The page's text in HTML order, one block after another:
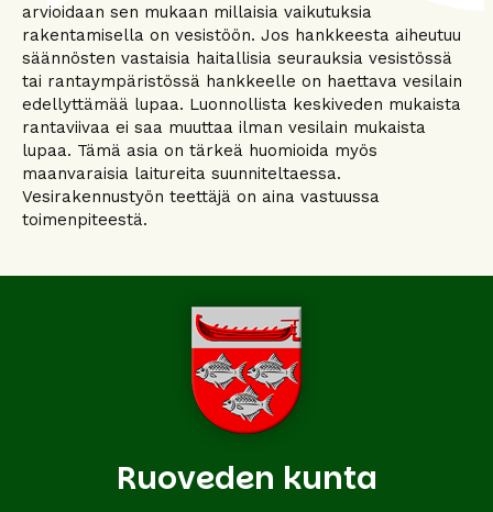
arvioidaan sen mukaan millaisia vaikutuksia
rakentamisella on vesistöön. Jos hankkeesta aiheutuu
säännösten vastaisia haitallisia seurauksia vesistössä
tai rantaympäristössä hankkeelle on haettava vesilain
edellyttämää lupaa. Luonnollista keskiveden mukaista
rantaviivaa ei saa muuttaa ilman vesilain mukaista
lupaa. Tämä asia on tärkeä huomioida myös
maanvaraisia laitureita suunniteltaessa.
Vesirakennustyön teettäjä on aina vastuussa
toimenpiteestä.
Ruoveden kunta